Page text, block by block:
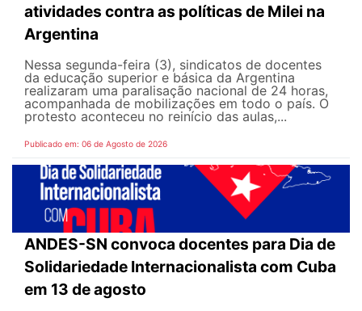
atividades contra as políticas de Milei na
Argentina
Nessa segunda-feira (3), sindicatos de docentes
da educação superior e básica da Argentina
realizaram uma paralisação nacional de 24 horas,
acompanhada de mobilizações em todo o país. O
protesto aconteceu no reinício das aulas,...
Publicado em: 06 de Agosto de 2026
ANDES-SN convoca docentes para Dia de
Solidariedade Internacionalista com Cuba
em 13 de agosto